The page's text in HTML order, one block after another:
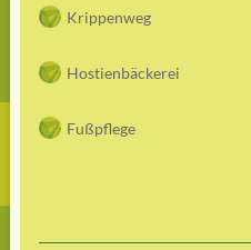
Krippenweg
Hostienbäckerei
Fußpflege